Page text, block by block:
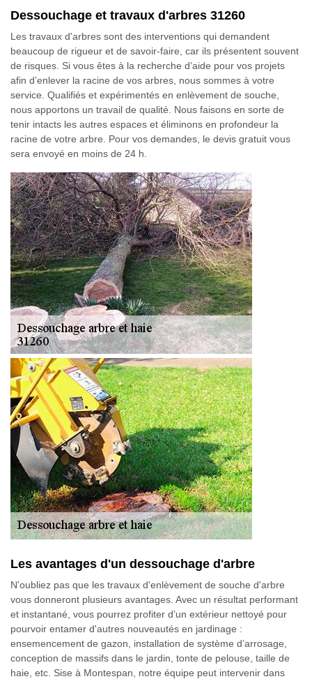
Dessouchage et travaux d'arbres 31260
Les travaux d'arbres sont des interventions qui demandent
beaucoup de rigueur et de savoir-faire, car ils présentent souvent
de risques. Si vous êtes à la recherche d’aide pour vos projets
afin d’enlever la racine de vos arbres, nous sommes à votre
service. Qualifiés et expérimentés en enlèvement de souche,
nous apportons un travail de qualité. Nous faisons en sorte de
tenir intacts les autres espaces et éliminons en profondeur la
racine de votre arbre. Pour vos demandes, le devis gratuit vous
sera envoyé en moins de 24 h.
Les avantages d'un dessouchage d'arbre
N'oubliez pas que les travaux d'enlèvement de souche d'arbre
vous donneront plusieurs avantages. Avec un résultat performant
et instantané, vous pourrez profiter d’un extérieur nettoyé pour
pourvoir entamer d'autres nouveautés en jardinage :
ensemencement de gazon, installation de système d’arrosage,
conception de massifs dans le jardin, tonte de pelouse, taille de
haie, etc. Sise à Montespan, notre équipe peut intervenir dans